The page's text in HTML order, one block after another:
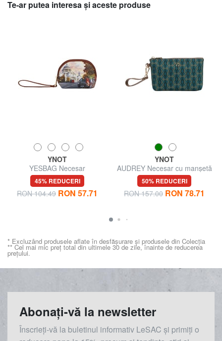
Te-ar putea interesa şi aceste produse
YNOT
YESBAG Necesar
45% REDUCERI
RON 104.49 RON 57.71
YNOT
AUDREY Necesar cu manșetă
50% REDUCERI
RON 157.00 RON 78.71
* Excluzând produsele aflate în desfășurare și produsele din Colecția
** Cel mai mic preț total din ultimele 30 de zile, înainte de reducerea
prețului.
Abonați-vă la newsletter
Înscrieți-vă la buletinul informativ LeSAC și primiți o